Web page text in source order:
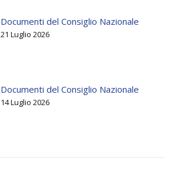
Documenti del Consiglio Nazionale
21 Luglio 2026
Documenti del Consiglio Nazionale
14 Luglio 2026